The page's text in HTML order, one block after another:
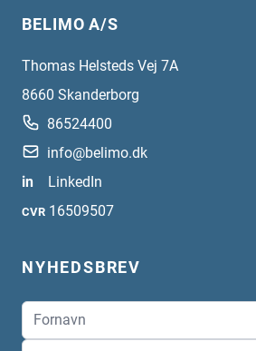
BELIMO A/S
Thomas Helsteds Vej 7A
8660 Skanderborg
86524400
info@belimo.dk
in
LinkedIn
CVR 16509507
NYHEDSBREV